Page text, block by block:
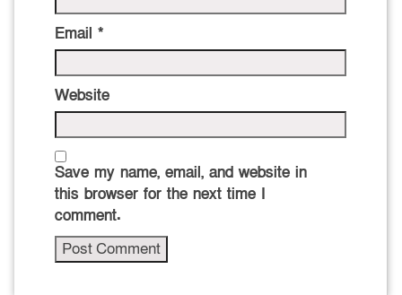
Email *
Website
Save my name, email, and website in
this browser for the next time I
comment.